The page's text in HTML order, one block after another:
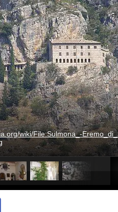
wiki/File:Sulmona_-